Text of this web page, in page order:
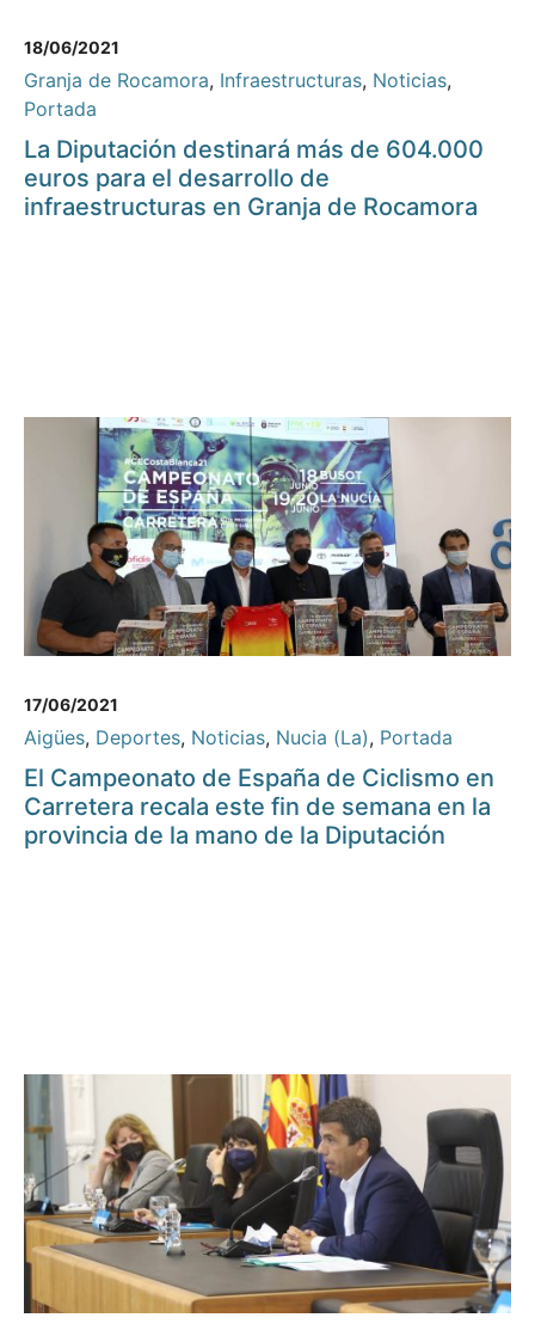
18/06/2021
Granja de Rocamora, Infraestructuras, Noticias,
Portada
La Diputación destinará más de 604.000
euros para el desarrollo de
infraestructuras en Granja de Rocamora
17/06/2021
Aigües, Deportes, Noticias, Nucia (La), Portada
El Campeonato de España de Ciclismo en
Carretera recala este fin de semana en la
provincia de la mano de la Diputación